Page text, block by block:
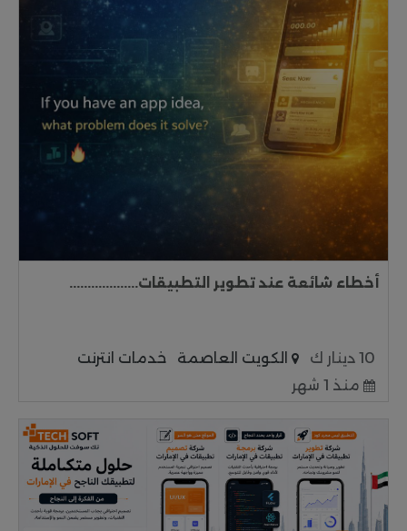
أخطاء شائعة عند تطوير التطبيقات...................
10 دينار ك الكويت العاصمة
خدمات انترنت
منذ 1 شهر